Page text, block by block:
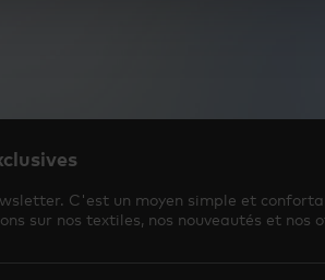
C'est un moyen simple et
sur nos textiles, nos nouveautés et nos